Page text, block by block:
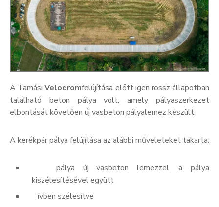
A TamásiVelodromfelújítása előtt igen rossz állapotban
található beton pálya volt, amely pályaszerkezet
elbontását követően új vasbeton pályalemez készült.
A kerékpár pálya felújítása az alábbi műveleteket takarta:
pálya új vasbeton lemezzel, a pálya
kiszélesítésével együtt
ívben szélesítve